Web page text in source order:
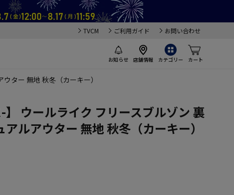
TVCM ご利用ガイド お問い合わせ
お知らせ 店舗情報 カテゴリー カート
ター 無地 秋冬（カーキー）
-】 ウールライク フリースブルゾン 裏
ルアウター 無地 秋冬（カーキー）